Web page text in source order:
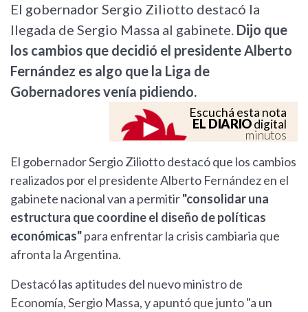
El gobernador Sergio Ziliotto destacó la
llegada de Sergio Massa al gabinete. Dijo que
los cambios que decidió el presidente Alberto
Fernández es algo que la Liga de
Gobernadores venía pidiendo.
Escuchá esta nota
EL DIARIOdigital
minutos
El gobernador Sergio Ziliotto destacó que los cambios
realizados por el presidente Alberto Fernández en el
gabinete nacional van a permitir"consolidar una
estructura que coordine el diseño de políticas
económicas"para enfrentar la crisis cambiaria que
afronta la Argentina.
Destacó las aptitudes del nuevo ministro de
Economía, Sergio Massa, y apuntó que junto "a un